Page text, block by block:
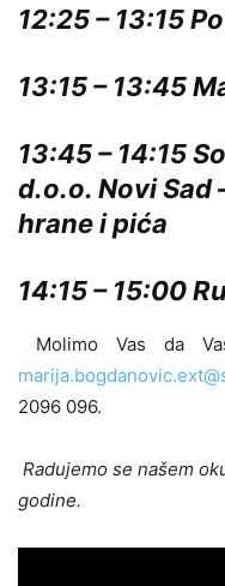
12:25 – 13:15
13:15 – 13:45
13:45 – 14:15
d.o.o. Novi Sad
hrane i pića
14:15 – 15:00
Molimo Vas da
2096 096.
Radujemo se našem
godine.